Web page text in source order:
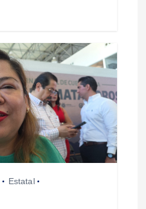
Estatal